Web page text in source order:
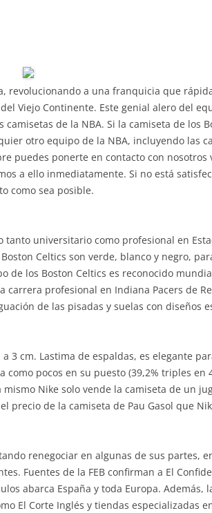
revolucionando a una franquicia que
Viejo Continente. Este genial alero del
de la NBA. Si la camiseta de los
otro equipo de la NBA, incluyendo las
puedes ponerte en contacto con nosotros
a ello inmediatamente. Si no está
como sea posible.
universitario como profesional en
Celtics son verde, blanco y negro,
de los Boston Celtics es reconocido
profesional en Indiana Pacers de
de las pisadas y suelas con diseños
cm. Lastima de espaldas, es elegante
pocos en su puesto (39,2% triples en
Nike solo vende la camiseta de un
precio de la camiseta de Pau Gasol que
renegociar en algunas de sus partes,
Fuentes de la FEB confirman a El
abarca España y toda Europa. Además,
El Corte Inglés y tiendas especializadas